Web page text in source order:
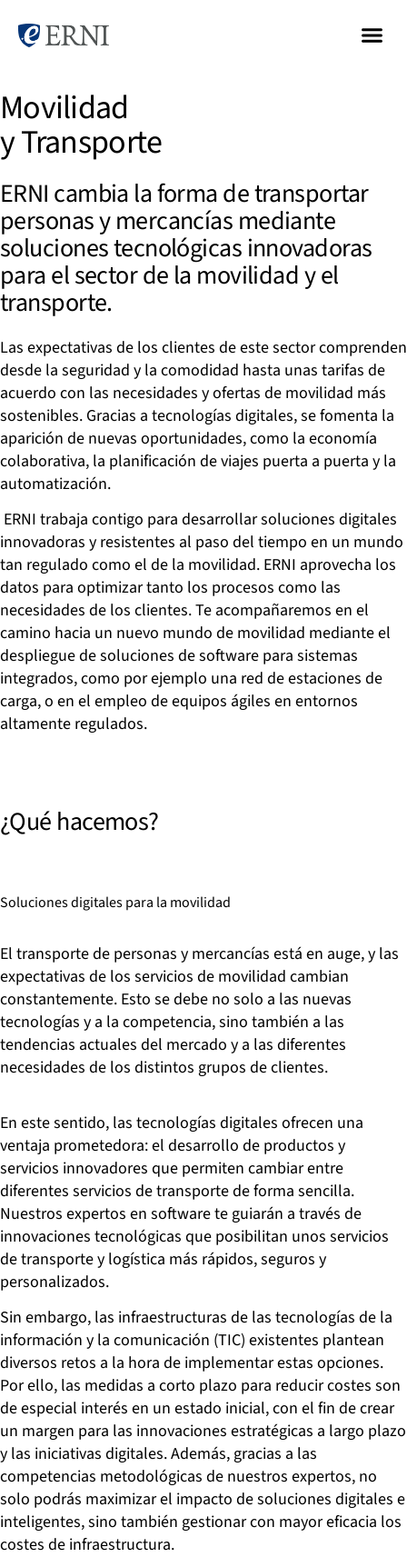
Movilidad
y Transporte
ERNI cambia la forma de transportar
personas y mercancías mediante
soluciones tecnológicas innovadoras
para el sector de la movilidad y el
transporte.
Las expectativas de los clientes de este sector comprenden
desde la seguridad y la comodidad hasta unas tarifas de
acuerdo con las necesidades y ofertas de movilidad más
sostenibles. Gracias a tecnologías digitales, se fomenta la
aparición de nuevas oportunidades, como la economía
colaborativa, la planificación de viajes puerta a puerta y la
automatización.
ERNI trabaja contigo para desarrollar soluciones digitales
innovadoras y resistentes al paso del tiempo en un mundo
tan regulado como el de la movilidad. ERNI aprovecha los
datos para optimizar tanto los procesos como las
necesidades de los clientes. Te acompañaremos en el
camino hacia un nuevo mundo de movilidad mediante el
despliegue de soluciones de software para sistemas
integrados, como por ejemplo una red de estaciones de
carga, o en el empleo de equipos ágiles en entornos
altamente regulados.
¿Qué hacemos?
Soluciones digitales para la movilidad
El transporte de personas y mercancías está en auge, y las
expectativas de los servicios de movilidad cambian
constantemente. Esto se debe no solo a las nuevas
tecnologías y a la competencia, sino también a las
tendencias actuales del mercado y a las diferentes
necesidades de los distintos grupos de clientes.
En este sentido, las tecnologías digitales ofrecen una
ventaja prometedora: el desarrollo de productos y
servicios innovadores que permiten cambiar entre
diferentes servicios de transporte de forma sencilla.
Nuestros expertos en software te guiarán a través de
innovaciones tecnológicas que posibilitan unos servicios
de transporte y logística más rápidos, seguros y
personalizados.
Sin embargo, las infraestructuras de las tecnologías de la
información y la comunicación (TIC) existentes plantean
diversos retos a la hora de implementar estas opciones.
Por ello, las medidas a corto plazo para reducir costes son
de especial interés en un estado inicial, con el fin de crear
un margen para las innovaciones estratégicas a largo plazo
y las iniciativas digitales. Además, gracias a las
competencias metodológicas de nuestros expertos, no
solo podrás maximizar el impacto de soluciones digitales e
inteligentes, sino también gestionar con mayor eficacia los
costes de infraestructura.